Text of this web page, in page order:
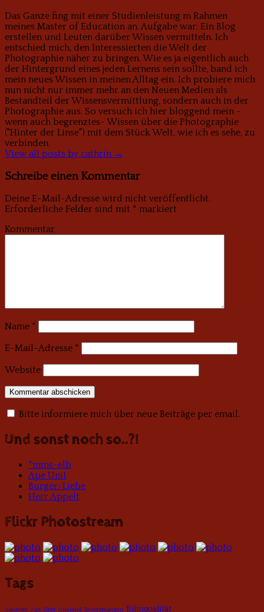
Das Ganze fing mit einer Studienleistung m Rahmen
meines Master of Education an. Aufgabe war: Ein Blog
erstellen und Leuten darüber Wissen vermitteln. Ich
entschied mich, den Interessierten die Welt der
Photographie näher zu bringen. Wie es ja eigentlich auch
der Hintergrund eines jeden Lernens sein sollte, band ich
mein neues Wissen in meinen Alltag ein. Ich probiere mich
nun nicht nur immer mehr an den Neuen Medien als
Bestandteil der Wissensvermittlung, sondern auch in der
Photographie aus. So versuch ich hier bloggend mein -
wenn auch begrenztes- Wissen über die Photographie
("Hinter der Linse") mit dem Stück Welt, wie ich es sehe, zu
verbinden.
View all posts by cathrin →
Schreibe einen Kommentar
Deine E-Mail-Adresse wird nicht veröffentlicht.
Erforderliche Felder sind mit * markiert
Kommentar
Name *
E-Mail-Adresse *
Website
Bitte informiere mich über neue Beiträge per email.
Und sonst noch so..?!
*mms-elb
Ape Unit
Burger-Liebe
Herr Appelt
Flickr Photostream
Tags
Anonym Ape Unit Ausland Bewerbungen Bilingualität